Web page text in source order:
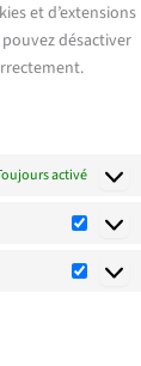
et d’extensions
désactiver
activé